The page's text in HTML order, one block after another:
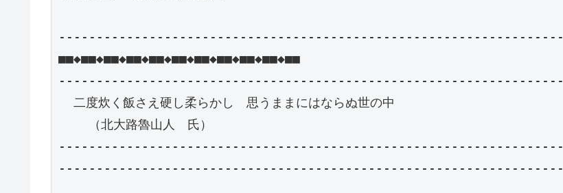
-------------------------------------------------------------------
■■◆■■◆■■◆■■◆■■◆■■◆■■◆■■◆■■◆■■◆■■
-------------------------------------------------------------------
  二度炊く飯さえ硬し柔らかし　思うままにはならぬ世の中
    （北大路魯山人　氏）
-------------------------------------------------------------------
-------------------------------------------------------------------